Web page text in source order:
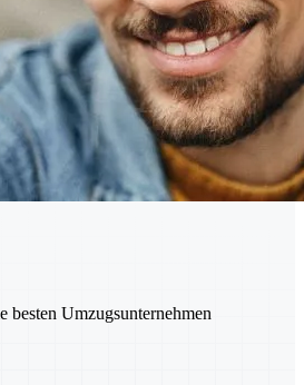
besten Umzugsunternehmen